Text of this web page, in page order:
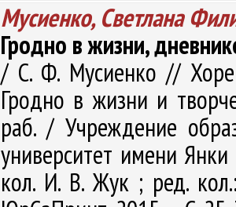
Мусиенко, Светлана
Гродно в жизни,
/ С. Ф. Мусиенко //
Гродно в жизни и
раб. / Учреждение
университет имени
кол. И. В. Жук ; ред.